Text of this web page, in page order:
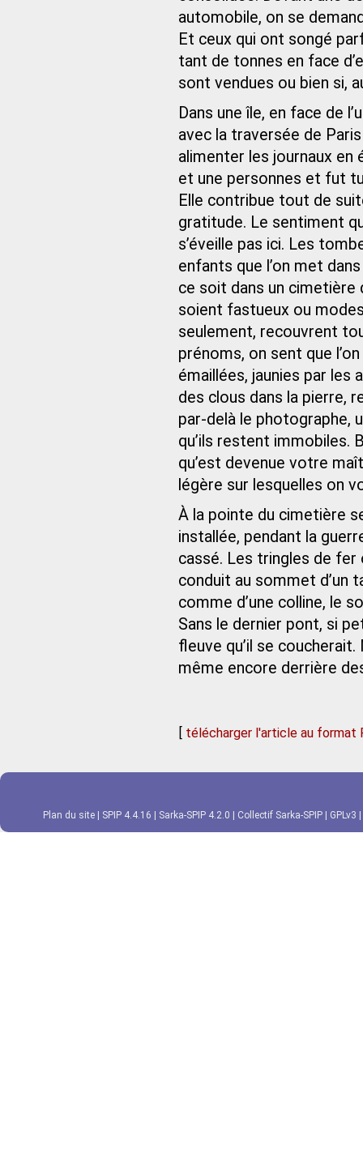
automobile, on se
Et ceux qui ont songé
tant de tonnes en face
sont vendues ou bien si,
Dans une île, en face de
avec la traversée de
alimenter les journaux en
et une personnes et fut
Elle contribue tout de
gratitude. Le sentiment
s’éveille pas ici. Les
enfants que l’on met
ce soit dans un cimetière
soient fastueux ou
seulement, recouvrent
prénoms, on sent que
émaillées, jaunies par les
des clous dans la pierre,
par-delà le photographe,
qu’ils restent immobiles.
qu’est devenue votre
légère sur lesquelles on
À la pointe du cimetière
installée, pendant la
cassé. Les tringles de
conduit au sommet d’un
comme d’une colline, le
Sans le dernier pont, si
fleuve qu’il se
même encore derrière
[ télécharger l'article au format
Plan du site SPIP 4.4.16 Sarka-SPIP 4.2.0 Collectif Sarka-SPIP GPLv3